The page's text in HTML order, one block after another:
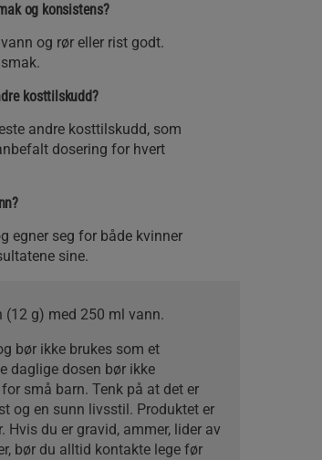
og konsistens?
og rør eller rist godt.
kosttilskudd?
andre kosttilskudd, som
dosering for hvert
egner seg for både kvinner
sine.
(12 g) med 250 ml vann.
bør ikke brukes som et
daglige dosen bør ikke
små barn. Tenk på at det er
og en sunn livsstil. Produktet er
Hvis du er gravid, ammer, lider av
bør du alltid kontakte lege før